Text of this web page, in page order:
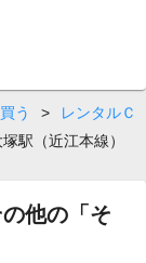
う >
レンタルＣ
駅（近江本線）
他の「そ